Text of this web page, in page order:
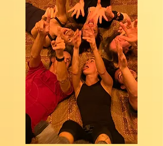
gemeinsam yogisch tief ein und aus
und integrieren die Lach-Salven. Und
wir entscheiden uns ganz bewusst
dazu, in dieser Stunde der Woche das
Leben etwas weniger ernst zu nehmen
und über so manches, das uns sonst
stresst, einfach mal hinweg zu lachen.
Ganz nebenbei wird dem Körper von
unserem Gehirn gemeldet, dass wir
gerade sehr glücklich sind, und er
bekommt noch viel mehr Lust zu
freuen. Lachen ist eine zutiefst soziale
Interaktion und, wie wir alle wissen, ist
Lachen auf wunderbare Weise
ansteckend!